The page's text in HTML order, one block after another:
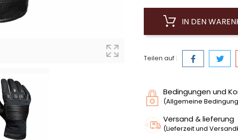
IN DEN
Teilen auf :
Bedingungen und
(Allgemeine
Versand & lieferung
(Lieferzeit und